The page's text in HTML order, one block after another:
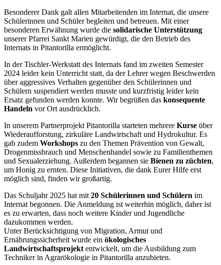
Besonderer Dank galt allen Mitarbeitenden im Internat, die unsere
Schülerinnen und Schüler begleiten und betreuen. Mit einer
besonderen Erwähnung wurde die solidarische Unterstützung
unserer Pfarrei Sankt Marien gewürdigt, die den Betrieb des
Internats in Pitantorilla ermöglicht.
In der Tischler-Werkstatt des Internats fand im zweiten Semester
2024 leider kein Unterricht statt, da der Lehrer wegen Beschwerden
über aggressives Verhalten gegenüber den Schülerinnen und
Schülern suspendiert werden musste und kurzfristig leider kein
Ersatz gefunden werden konnte. Wir begrüßen das konsequente
Handeln vor Ort ausdrücklich.
In unserem Partnerprojekt Pitantorilla starteten mehrere Kurse über
Wiederaufforstung, zirkuläre Landwirtschaft und Hydrokultur. Es
gab zudem Workshops zu den Themen Prävention von Gewalt,
Drogenmissbrauch und Menschenhandel sowie zu Familienthemen
und Sexualerziehung. Außerdem begannen sie Bienen zu züchten,
um Honig zu ernten. Diese Initiativen, die dank Eurer Hilfe erst
möglich sind, finden wir großartig.
Das Schuljahr 2025 hat mit 20 Schülerinnen und Schülern im
Internat begonnen. Die Anmeldung ist weiterhin möglich, daher ist
es zu erwarten, dass noch weitere Kinder und Jugendliche
dazukommen werden.
Unter Berücksichtigung von Migration, Armut und
Ernährungssicherheit wurde ein ökologisches
Landwirtschaftsprojekt entwickelt, um die Ausbildung zum
Techniker in Agrarökologie in Pitantorilla anzubieten.